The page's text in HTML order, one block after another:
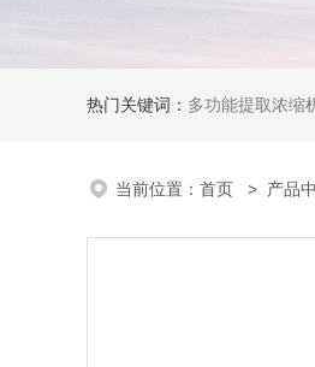
热门关键词： 多功能提取浓缩
当前位置： 首页 > 产品